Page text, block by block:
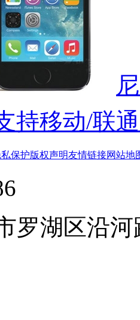
持移动/联
私保护版权声明友情链接网站地
罗湖区沿河